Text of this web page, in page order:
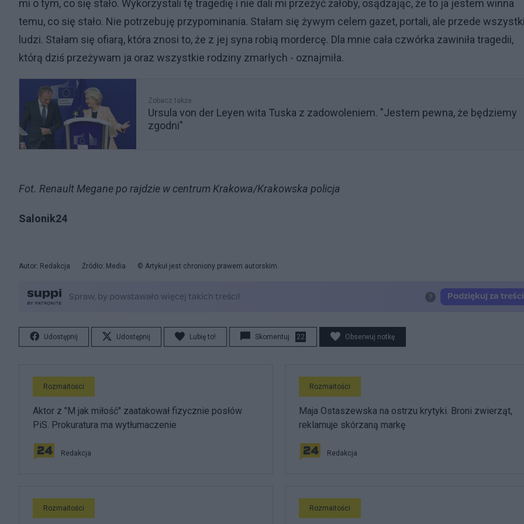
mi o tym, co się stało. Wykorzystali tę tragedię i nie dali mi przeżyć żałoby, osądzając, że to ja jestem winna
temu, co się stało. Nie potrzebuję przypominania. Stałam się żywym celem gazet, portali, ale przede
ludzi. Stałam się ofiarą, która znosi to, że z jej syna robią mordercę. Dla mnie cała czwórka zawiniła tragedii,
którą dziś przeżywam ja oraz wszystkie rodziny zmarłych - oznajmiła.
Zobacz także
Ursula von der Leyen wita Tuska z zadowoleniem. "Jestem pewna, że będziemy
zgodni"
Fot. Renault Megane po rajdzie w centrum Krakowa/Krakowska policja
Salonik24
Autor: Redakcja Źródło: Media © Artykuł jest chroniony prawem autorskim.
Udostępnij Udostępnij Lubię to! Skomentuj 22 Obserwuj notkę
Rozmaitości
Aktor z "M jak miłość" zaatakował fizycznie posłów
PiS. Prokuratura ma wytłumaczenie
Redakcja
Rozmaitości
Maja Ostaszewska na ostrzu krytyki. Broni zwierząt,
reklamuje skórzaną markę
Redakcja
Rozmaitości Rozmaitości